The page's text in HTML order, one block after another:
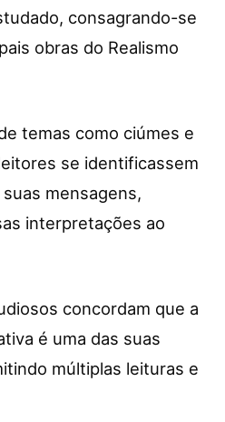
consagrando-se
obras do Realismo
temas como ciúmes e
se identificassem
mensagens,
interpretações ao
concordam que a
é uma das suas
múltiplas leituras e